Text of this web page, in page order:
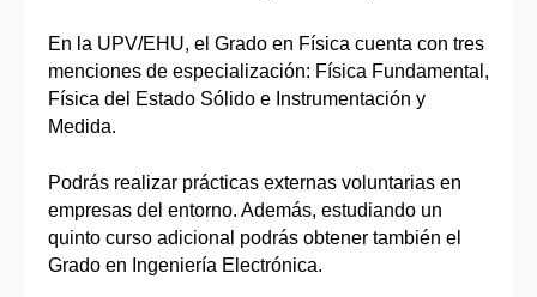
En la UPV/EHU, el Grado en Física cuenta con tres
menciones de especialización: Física Fundamental,
Física del Estado Sólido e Instrumentación y
Medida.
Podrás realizar prácticas externas voluntarias en
empresas del entorno. Además, estudiando un
quinto curso adicional podrás obtener también el
Grado en Ingeniería Electrónica.